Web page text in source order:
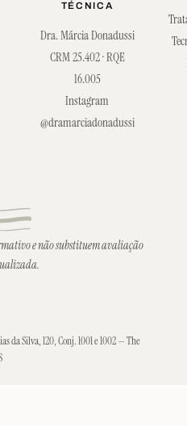
TÉCNICA
Dra. Márcia Donadussi
CRM 25.402 · RQE
16.005
Instagram
@dramarciadonadussi
e não substituem avaliação
da Silva, 120, Conj. 1001 e 1002 — The